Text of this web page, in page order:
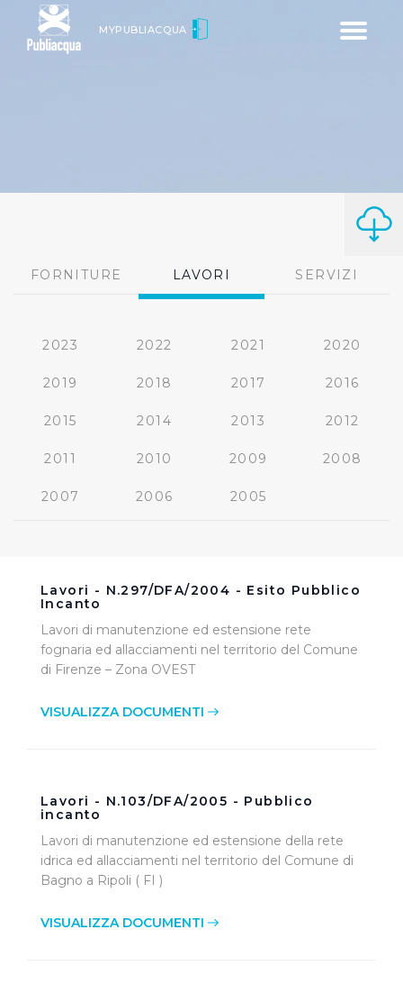
Toggle
MYPUBLIACQUA
FORNITURE LAVORI SERVIZI
2023 2022 2021 2020
2019 2018 2017 2016
2015 2014 2013 2012
2011 2010 2009 2008
2007 2006 2005
Lavori - N.297/DFA/2004 - Esito Pubblico
Incanto
Lavori di manutenzione ed estensione rete
fognaria ed allacciamenti nel territorio del Comune
di Firenze – Zona OVEST
VISUALIZZA DOCUMENTI
Lavori - N.103/DFA/2005 - Pubblico
incanto
Lavori di manutenzione ed estensione della rete
idrica ed allacciamenti nel territorio del Comune di
Bagno a Ripoli ( FI )
VISUALIZZA DOCUMENTI